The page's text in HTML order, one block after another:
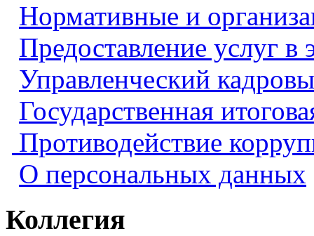
Нормативные и
Предоставление услуг в
Управленческий
Государственная
Противодействие
О персональных данных
Коллегия